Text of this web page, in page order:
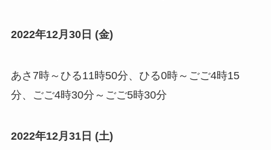
2022年12月30日 (金)
あさ7時～ひる11時50分、ひる0時～ごご4時15
分、ごご4時30分～ごご5時30分
2022年12月31日 (土)